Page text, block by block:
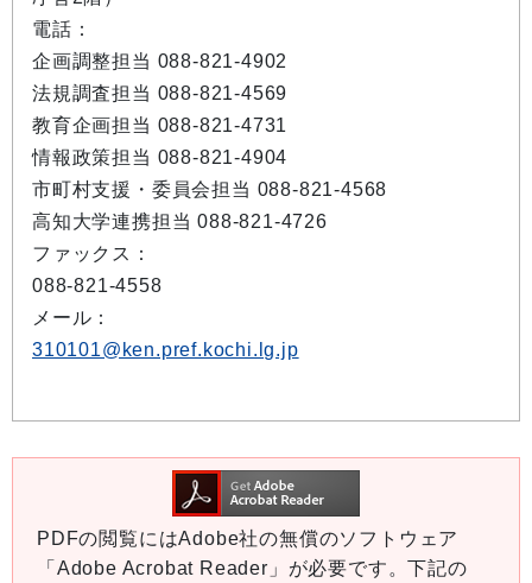
電話：
企画調整担当 088-821-4902
法規調査担当 088-821-4569
教育企画担当 088-821-4731
情報政策担当 088-821-4904
市町村支援・委員会担当 088-821-4568
高知大学連携担当 088-821-4726
ファックス：
088-821-4558
メール：
310101@ken.pref.kochi.lg.jp
PDFの閲覧にはAdobe社の無償のソフトウェア
「Adobe Acrobat Reader」が必要です。下記の